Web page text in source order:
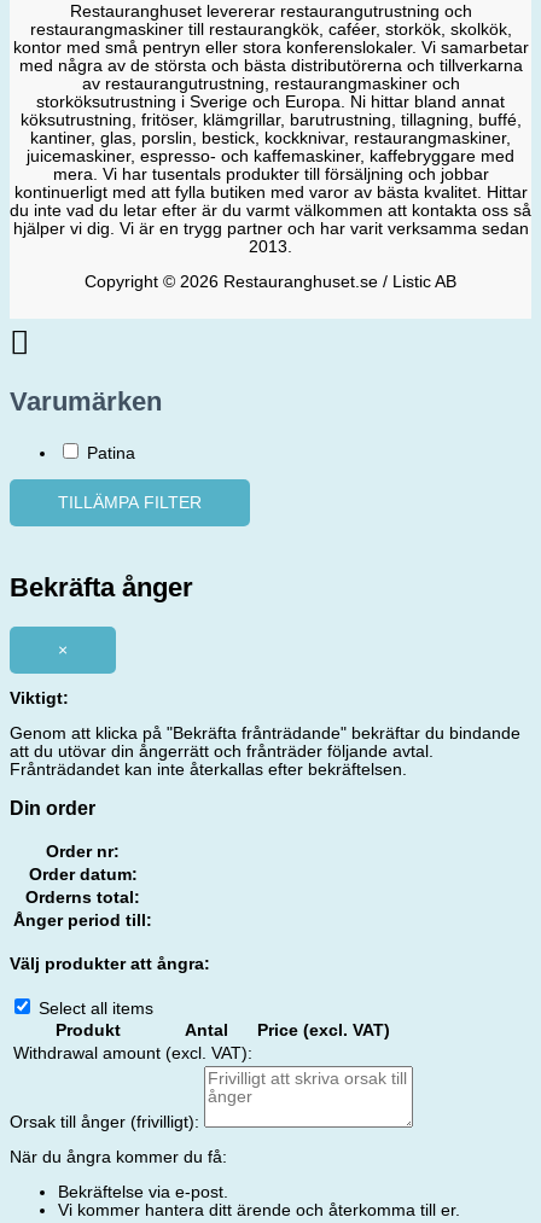
Restauranghuset levererar restaurangutrustning och
restaurangmaskiner till restaurangkök, caféer, storkök, skolkök,
kontor med små pentryn eller stora konferenslokaler. Vi samarbetar
med några av de största och bästa distributörerna och tillverkarna
av restaurangutrustning, restaurangmaskiner och
storköksutrustning i Sverige och Europa. Ni hittar bland annat
köksutrustning, fritöser, klämgrillar, barutrustning, tillagning, buffé,
kantiner, glas, porslin, bestick, kockknivar, restaurangmaskiner,
juicemaskiner, espresso- och kaffemaskiner, kaffebryggare med
mera. Vi har tusentals produkter till försäljning och jobbar
kontinuerligt med att fylla butiken med varor av bästa kvalitet. Hittar
du inte vad du letar efter är du varmt välkommen att kontakta oss så
hjälper vi dig. Vi är en trygg partner och har varit verksamma sedan
2013.
Copyright © 2026 Restauranghuset.se / Listic AB
Varumärken
Patina
TILLÄMPA FILTER
Bekräfta ånger
×
Viktigt:
Genom att klicka på "Bekräfta frånträdande" bekräftar du bindande
att du utövar din ångerrätt och frånträder följande avtal.
Frånträdandet kan inte återkallas efter bekräftelsen.
Din order
Order nr:
Order datum:
Orderns total:
Ånger period till:
Välj produkter att ångra:
Select all items
Produkt
Antal
Price (excl. VAT)
Withdrawal amount (excl. VAT):
Orsak till ånger (frivilligt):
När du ångra kommer du få:
Bekräftelse via e-post.
Vi kommer hantera ditt ärende och återkomma till er.